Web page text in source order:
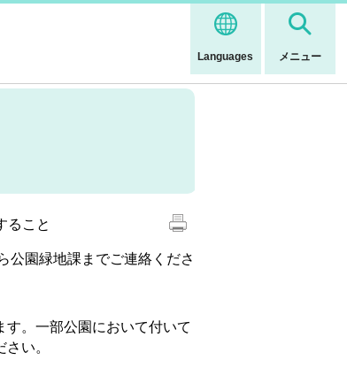
Languages メニュー
ること
公園緑地課までご連絡くださ
。一部公園において付いて
い。